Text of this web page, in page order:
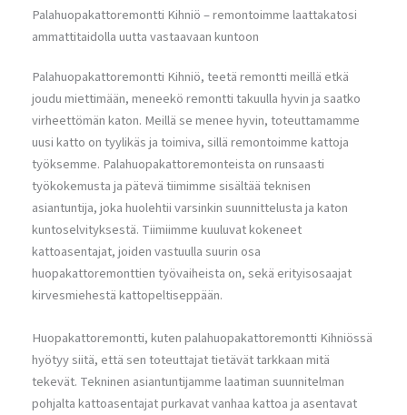
Palahuopakattoremontti Kihniö – remontoimme laattakatosi
ammattitaidolla uutta vastaavaan kuntoon
Palahuopakattoremontti Kihniö, teetä remontti meillä etkä
joudu miettimään, meneekö remontti takuulla hyvin ja saatko
virheettömän katon. Meillä se menee hyvin, toteuttamamme
uusi katto on tyylikäs ja toimiva, sillä remontoimme kattoja
työksemme. Palahuopakattoremonteista on runsaasti
työkokemusta ja pätevä tiimimme sisältää teknisen
asiantuntija, joka huolehtii varsinkin suunnittelusta ja katon
kuntoselvityksestä. Tiimiimme kuuluvat kokeneet
kattoasentajat, joiden vastuulla suurin osa
huopakattoremonttien työvaiheista on, sekä erityisosaajat
kirvesmiehestä kattopeltiseppään.
Huopakattoremontti, kuten palahuopakattoremontti Kihniössä
hyötyy siitä, että sen toteuttajat tietävät tarkkaan mitä
tekevät. Tekninen asiantuntijamme laatiman suunnitelman
pohjalta kattoasentajat purkavat vanhaa kattoa ja asentavat